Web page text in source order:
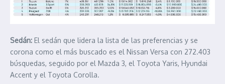
Sedán: El sedán que lidera la lista de las preferencias y se
corona como el más buscado es el Nissan Versa con 272.403
búsquedas, seguido por el Mazda 3, el Toyota Yaris, Hyundai
Accent y el Toyota Corolla.